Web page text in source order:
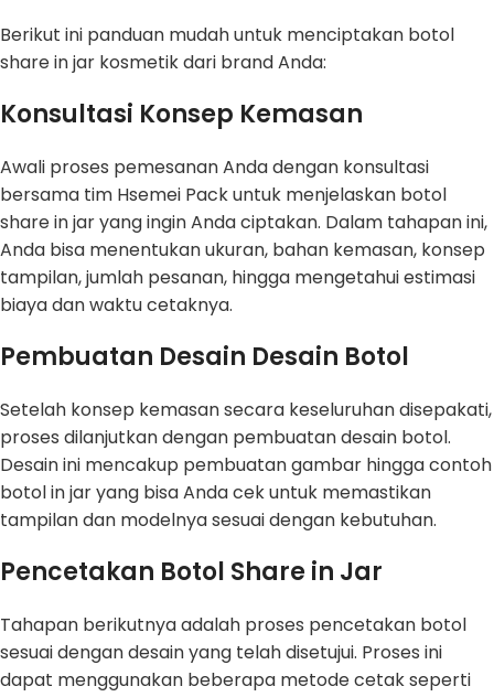
Berikut ini panduan mudah untuk menciptakan botol
share in jar kosmetik dari brand Anda:
Konsultasi Konsep Kemasan
Awali proses pemesanan Anda dengan konsultasi
bersama tim Hsemei Pack untuk menjelaskan botol
share in jar yang ingin Anda ciptakan. Dalam tahapan ini,
Anda bisa menentukan ukuran, bahan kemasan, konsep
tampilan, jumlah pesanan, hingga mengetahui estimasi
biaya dan waktu cetaknya.
Pembuatan Desain Desain Botol
Setelah konsep kemasan secara keseluruhan disepakati,
proses dilanjutkan dengan pembuatan desain botol.
Desain ini mencakup pembuatan gambar hingga contoh
botol in jar yang bisa Anda cek untuk memastikan
tampilan dan modelnya sesuai dengan kebutuhan.
Pencetakan Botol Share in Jar
Tahapan berikutnya adalah proses pencetakan botol
sesuai dengan desain yang telah disetujui. Proses ini
dapat menggunakan beberapa metode cetak seperti